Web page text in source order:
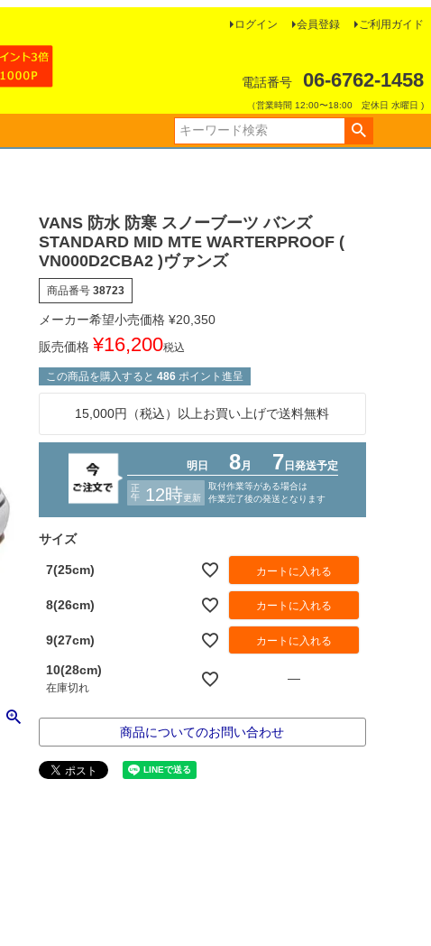
ログイン 会員登録 ご利用ガイド
電話番号 06-6762-1458
（営業時間 12:00〜18:00 定休日 水曜日 )
VANS 防水 防寒 スノーブーツ バンズ
STANDARD MID MTE WARTERPROOF (
VN000D2CBA2 )ヴァンズ
商品番号 38723
メーカー希望小売価格 ¥20,350
販売価格 ¥16,200税込
この商品を購入すると 486 ポイント進呈
15,000円（税込）以上お買い上げで送料無料
サイズ
7(25cm) カートに入れる
8(26cm) カートに入れる
9(27cm) カートに入れる
10(28cm)
在庫切れ
—
商品についてのお問い合わせ